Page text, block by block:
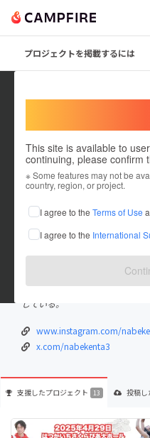
プロジェクトを掲載するには
This site is available to
continuing, please confirm
※ Some features may not be
country, region, or project.
I agree to the Terms of Use
I agree to the International
これまでに13回支援して1件
在住国：日本 現在地：長野県
出身国：日本 出身地：長野県
長野県生まれ長野県育ち。 シェ
副業でカメラマンやイベンター
している。
www.instagram.com/
x.com/nabekenta3
支援したプロジェクト 13 投稿し